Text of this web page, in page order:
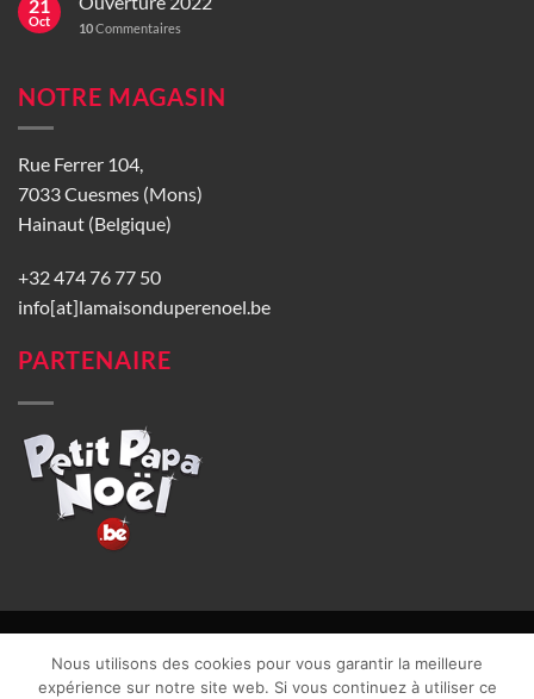
21
Oct 10Commentaires
NOTRE MAGASIN
Rue Ferrer 104,
7033 Cuesmes (Mons)
Hainaut (Belgique)
+32 474 76 77 50
info[at]lamaisonduperenoel.be
PARTENAIRE
CGU| Vie privée| TVA : BE0840965749 | Site web réalisé par
Nous utilisons des cookies pour vous garantir la meilleure
expérience sur notre site web. Si vous continuez à utiliser ce